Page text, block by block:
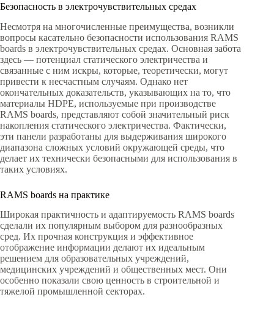
Безопасность в электрочувствительных средах
Несмотря на многочисленные преимущества, возникли
вопросы касательно безопасности использования RAMS
boards в электрочувствительных средах. Основная забота
здесь — потенциал статического электричества и
связанные с ним искры, которые, теоретически, могут
привести к несчастным случаям. Однако нет
окончательных доказательств, указывающих на то, что
материалы HDPE, используемые при производстве
RAMS boards, представляют собой значительный риск
накопления статического электричества. Фактически,
эти панели разработаны для выдерживания широкого
диапазона сложных условий окружающей среды, что
делает их технически безопасными для использования в
таких условиях.
RAMS boards на практике
Широкая практичность и адаптируемость RAMS boards
сделали их популярным выбором для разнообразных
сред. Их прочная конструкция и эффективное
отображение информации делают их идеальным
решением для образовательных учреждений,
медицинских учреждений и общественных мест. Они
особенно показали свою ценность в строительной и
тяжелой промышленной секторах.